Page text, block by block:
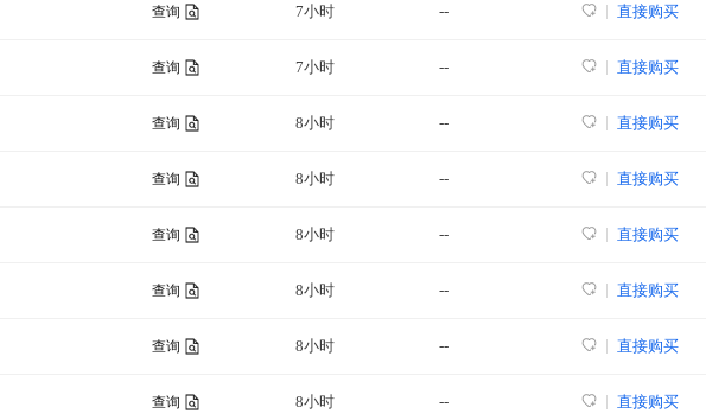
查询 7小时 -- 直接购买
查询 7小时 -- 直接购买
查询 8小时 -- 直接购买
查询 8小时 -- 直接购买
查询 8小时 -- 直接购买
查询 8小时 -- 直接购买
查询 8小时 -- 直接购买
查询 8小时 -- 直接购买